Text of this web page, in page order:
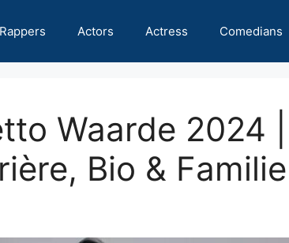
Rappers Actors Actress Comedians
Waarde 2024 |
Bio & Familie